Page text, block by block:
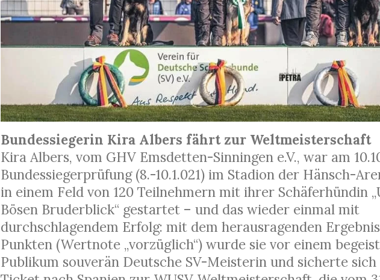
Bundessiegerin Kira Albers fährt zur Weltmeisterschaft
Kira Albers, vom GHV Emsdetten-Sinningen e.V., war am
Bundessiegerprüfung (8.-10.1.021) im Stadion der Hänsch-
in einem Feld von 120 Teilnehmern mit ihrer Schäferhündin
Bösen Bruderblick“ gestartet – und das wieder einmal mit
durchschlagendem Erfolg: mit dem herausragenden
Punkten (Wertnote „vorzüglich“) wurde sie vor einem
Publikum souverän Deutsche SV-Meisterin und sicherte